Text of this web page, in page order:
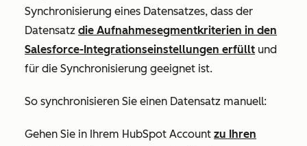
Synchronisierung eines Datensatzes, dass der
Datensatz die Aufnahmesegmentkriterien in den
Salesforce-Integrationseinstellungen erfüllt und
für die Synchronisierung geeignet ist.
So synchronisieren Sie einen Datensatz manuell:
Gehen Sie in Ihrem HubSpot Account zu Ihren